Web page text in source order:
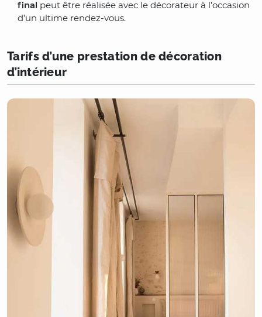
final peut être réalisée avec le décorateur à l’occasion
d’un ultime rendez-vous.
Tarifs d’une prestation de décoration
d’intérieur